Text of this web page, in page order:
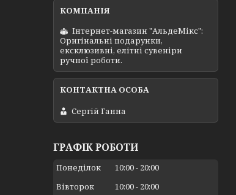
Інтернет-магазин "АльдеМікс":
Оригінальні подарунки,
ексклюзивні, елітні сувеніри
ручної роботи.
Сергій Ганна
ГРАФІК РОБОТИ
Понеділок 10:00
20:00
Вівторок
10:00
20:00